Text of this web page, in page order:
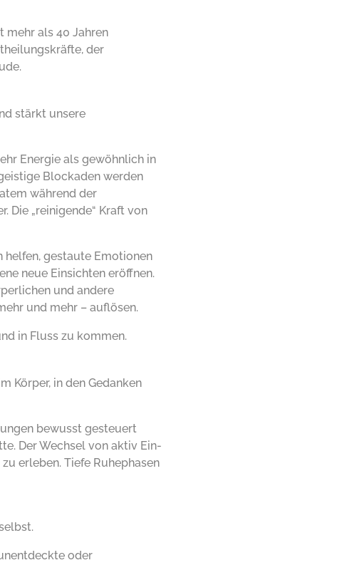
mehr als 40 Jahren
der
stärkt unsere
Energie als gewöhnlich in
Blockaden werden
während der
Die „reinigende“ Kraft von
gestaute Emotionen
neue Einsichten eröffnen.
und andere
und mehr – auflösen.
in Fluss zu kommen.
Körper, in den Gedanken
bewusst gesteuert
Der Wechsel von aktiv Ein-
erleben. Tiefe Ruhephasen
oder